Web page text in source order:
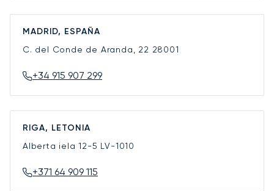
MADRID, ESPAÑA
C. del Conde de Aranda, 22 28001
+34 915 907 299
RIGA, LETONIA
Alberta iela 12-5 LV-1010
+371 64 909 115